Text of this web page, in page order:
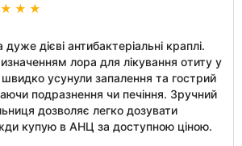
дуже дієві антибактеріальні краплі.
лора для лікування отиту у
усунули запалення та гострий
подразнення чи печіння. Зручний
дозволяє легко дозувати
купую в АНЦ за доступною ціною.